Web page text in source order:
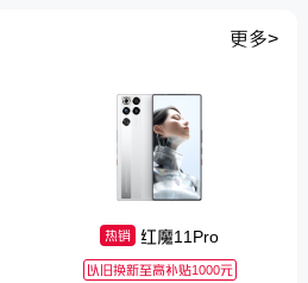
更多>
热销 红魔11Pro
以旧换新至高补贴1000元